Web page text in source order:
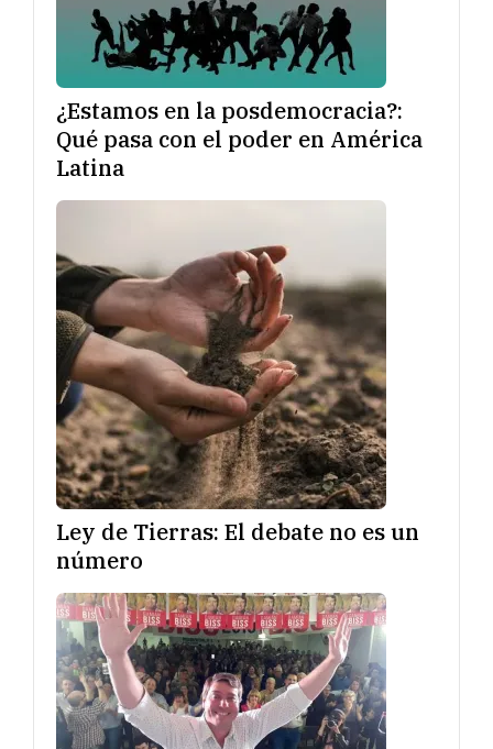
¿Estamos en la posdemocracia?:
Qué pasa con el poder en América
Latina
Ley de Tierras: El debate no es un
número